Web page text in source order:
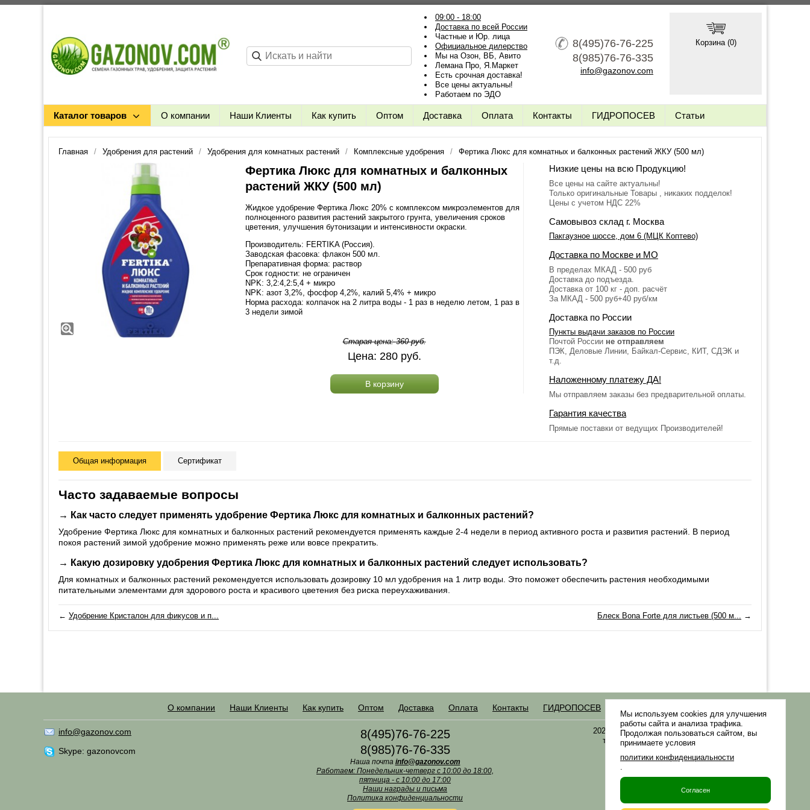
09:00 - 18:00
Доставка по всей России
Частные и Юр. лица
Официальное дилерство
Мы на Озон, ВБ, Авито
Лемана Про, Я.Маркет
Есть срочная доставка!
Все цены актуальны!
Работаем по ЭДО
8(495)76-76-225
8(985)76-76-335
info@gazonov.com
Корзина (0)
Каталог товаров О компании Наши Клиенты Как купить Оптом Доставка Оплата Контакты ГИДРОПОСЕВ Статьи
Главная Удобрения для растений Удобрения для комнатных растений Комплексные удобрения Фертика Люкс для комнатных и балконных растений ЖКУ (500 мл)
Фертика Люкс для комнатных и балконных
растений ЖКУ (500 мл)
Жидкое удобрение Фертика Люкс 20% с комплексом микроэлементов для
полноценного развития растений закрытого грунта, увеличения сроков
цветения, улучшения бутонизации и интенсивности окраски.
Производитель: FERTIKA (Россия).
Заводская фасовка: флакон 500 мл.
Препаративная форма: раствор
Срок годности: не ограничен
NPK: 3,2:4,2:5,4 + микро
NPK: азот 3,2%, фосфор 4,2%, калий 5,4% + микро
Норма расхода: колпачок на 2 литра воды - 1 раз в неделю летом, 1 раз в
3 недели зимой
Старая цена:360руб.
Цена: 280руб.
В корзину
Низкие цены на всю Продукцию!
Все цены на сайте актуальны!
Только оригинальные Товары , никаких подделок!
Цены с учетом НДС 22%
Самовывоз склад г. Москва
Пакгаузное шоссе, дом 6 (МЦК Коптево)
Доставка по Москве и МО
В пределах МКАД - 500 руб
Доставка до подъезда.
Доставка от 100 кг - доп. расчёт
За МКАД - 500 руб+40 руб/км
Доставка по России
Пункты выдачи заказов по России
Почтой России не отправляем
ПЭК, Деловые Линии, Байкал-Сервис, КИТ, СДЭК и
т.д.
Наложенному платежу ДА!
Мы отправляем заказы без предварительной оплаты.
Гарантия качества
Прямые поставки от ведущих Производителей!
Общая информация Сертификат
Часто задаваемые вопросы
→ Как часто следует применять удобрение Фертика Люкс для комнатных и балконных растений?
Удобрение Фертика Люкс для комнатных и балконных растений рекомендуется применять каждые 2-4 недели в период активного роста и развития растений. В период
покоя растений зимой удобрение можно применять реже или вовсе прекратить.
→ Какую дозировку удобрения Фертика Люкс для комнатных и балконных растений следует использовать?
Для комнатных и балконных растений рекомендуется использовать дозировку 10 мл удобрения на 1 литр воды. Это поможет обеспечить растения необходимыми
питательными элементами для здорового роста и красивого цветения без риска переухаживания.
← Удобрение Кристалон для фикусов и п... Блеск Bona Forte для листьев (500 м... →
О компании Наши Клиенты Как купить Оптом Доставка Оплата Контакты ГИДРОПОСЕВ
info@gazonov.com
Skype: gazonovcom
2021-2026 © «Газонная трава, семена газонных
трав: выбор удобрения и средства защиты в
8(495)76-76-225
8(985)76-76-335
Наша почта info@gazonov.com
Работаем: Понедельник-четверг с 10:00 до 18:00,
пятница - с 10:00 до 17:00
Наши награды и письма
Политика конфиденциальности
Мы используем cookies для улучшения
работы сайта и анализа трафика.
Продолжая пользоваться сайтом, вы
принимаете условия
политики конфиденциальности
.
Согласен